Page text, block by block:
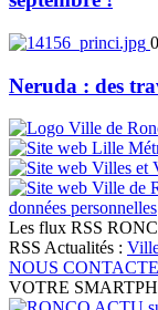
Neruda : des
données personnelles
Les flux RSS
RSS Actualités :
NOUS
VOTRE